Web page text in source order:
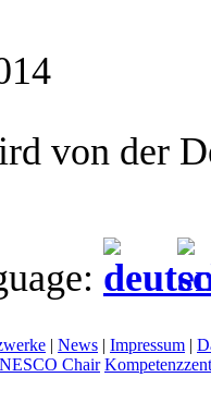
von der
| News | Impressum |
Chair